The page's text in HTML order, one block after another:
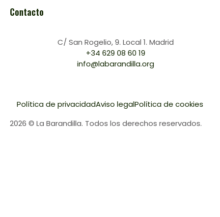
Contacto
C/ San Rogelio, 9. Local 1. Madrid
+34 629 08 60 19
info@labarandilla.org
2026 © La Barandilla. Todos los derechos reservados.
Política de privacidadAviso legalPolítica de cookies